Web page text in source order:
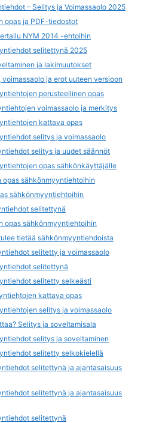
– Selitys ja Voimassaolo 2025
opas ja PDF-tiedostot
NYM 2014 -ehtoihin
selitettynä 2025
ja lakimuutokset
voimassaolo ja erot uuteen versioon
perusteellinen opas
voimassaolo ja merkitys
kattava opas
selitys ja voimassaolo
selitys ja uudet säännöt
opas sähkönkäyttäjälle
opas sähkönmyyntiehtoihin
sähkönmyyntiehtoihin
selitettynä
opas sähkönmyyntiehtoihin
tietää sähkönmyyntiehdoista
selitetty ja voimassaolo
selitettynä
selitetty selkeästi
kattava opas
selitys ja voimassaolo
Selitys ja soveltamisala
selitys ja soveltaminen
selitetty selkokielellä
selitettynä ja ajantasaisuus
selitettynä ja ajantasaisuus
selitettynä